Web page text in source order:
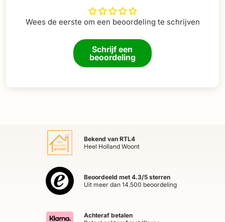
Wees de eerste om een beoordeling te schrijven
Schrijf een
beoordeling
Bekend van RTL4
Heel Holland Woont
Beoordeeld met 4.3/5 sterren
Uit meer dan 14.500 beoordeling
Achteraf betalen